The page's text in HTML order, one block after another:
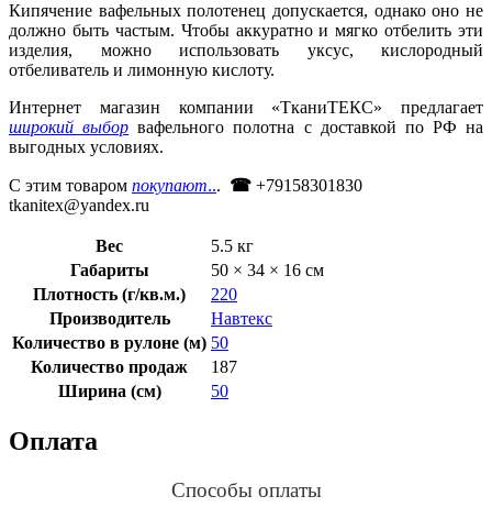
Кипячение вафельных полотенец допускается, однако оно не
должно быть частым. Чтобы аккуратно и мягко отбелить эти
изделия, можно использовать уксус, кислородный
отбеливатель и лимонную кислоту.
Интернет магазин компании «ТканиТЕКС» предлагает
широкий выбор вафельного полотна с доставкой по РФ на
выгодных условиях.
С этим товаром покупают... ☎ +79158301830
tkanitex@yandex.ru
Вес
5.5 кг
Габариты
50 × 34 × 16 см
Плотность (г/кв.м.)
220
Производитель
Навтекс
Количество в рулоне (м) 50
Количество продаж
187
Ширина (см)
50
Оплата
Способы оплаты